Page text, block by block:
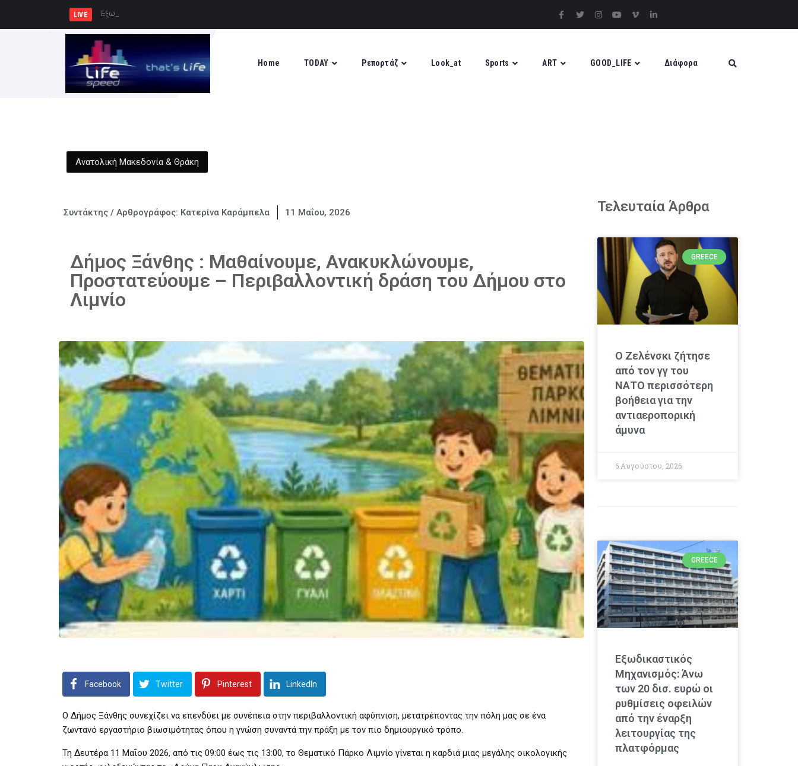
LIVE Εξωδικαστικός Μηχανισμός: Άνω των
Home TODAY Ρεπορτάζ Look_at Sports ART GOOD_LIFE Διάφορα
Ανατολική Μακεδονία & Θράκη
Συντάκτης / Αρθρογράφος: Κατερίνα Καράμπελα 11 Μαΐου, 2026
Δήμος Ξάνθης : Μαθαίνουμε, Ανακυκλώνουμε,
Προστατεύουμε – Περιβαλλοντική δράση του Δήμου στο
Λιμνίο
Facebook Twitter Pinterest LinkedIn
Ο Δήμος Ξάνθης συνεχίζει να επενδύει με συνέπεια στην περιβαλλοντική αφύπνιση, μετατρέποντας την πόλη μας σε ένα
ζωντανό εργαστήριο βιωσιμότητας όπου η γνώση συναντά την πράξη με τον πιο δημιουργικό τρόπο.
Τη Δευτέρα 11 Μαΐου 2026, από τις 09:00 έως τις 13:00, το Θεματικό Πάρκο Λιμνίο γίνεται η καρδιά μιας μεγάλης οικολογικής
Τελευταία Άρθρα
GREECE
Ο Ζελένσκι ζήτησε
από τον γγ του
ΝΑΤΟ περισσότερη
βοήθεια για την
αντιαεροπορική
άμυνα
6 Αυγούστου, 2026
GREECE
Εξωδικαστικός
Μηχανισμός: Άνω
των 20 δισ. ευρώ οι
ρυθμίσεις οφειλών
από την έναρξη
λειτουργίας της
πλατφόρμας